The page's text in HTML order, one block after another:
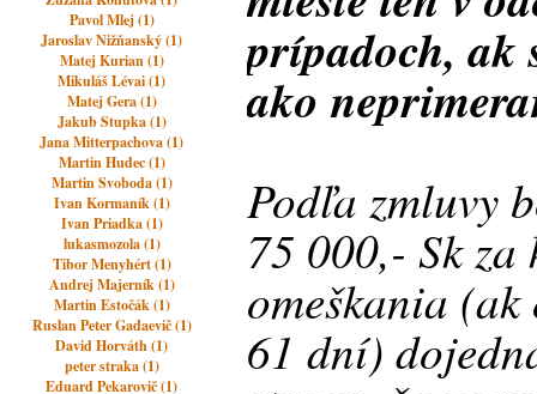
Pavol Mlej (1)
Jaroslav Nižňanský (1)
Matej Kurian (1)
Mikuláš Lévai (1)
Matej Gera (1)
Jakub Stupka (1)
Jana Mitterpachova (1)
Martin Hudec (1)
Martin Svoboda (1)
Ivan Kormaník (1)
Ivan Priadka (1)
lukasmozola (1)
Tibor Menyhért (1)
Andrej Majerník (1)
Martin Estočák (1)
Ruslan Peter Gadaevič (1)
David Horváth (1)
peter straka (1)
Eduard Pekarovič (1)
prípadoch, ak
ako
Podľa zmluvy
75 000,- Sk za
omeškania
61 dní)